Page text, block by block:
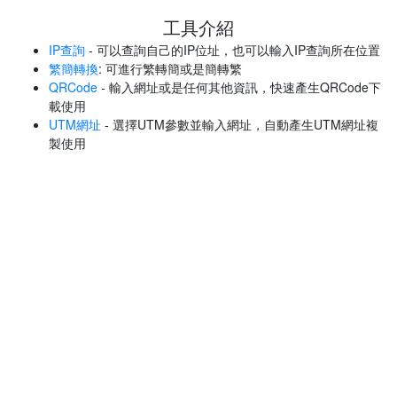
工具介紹
IP查詢 - 可以查詢自己的IP位址，也可以輸入IP查詢所在位置
繁簡轉換: 可進行繁轉簡或是簡轉繁
QRCode - 輸入網址或是任何其他資訊，快速產生QRCode下
載使用
UTM網址 - 選擇UTM參數並輸入網址，自動產生UTM網址複
製使用